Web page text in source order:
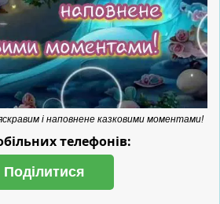
і наповнене казковими моментами!
телефонів:
Поділитися